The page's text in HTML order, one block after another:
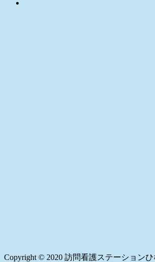
Copyright © 2020 訪問看護ステーション